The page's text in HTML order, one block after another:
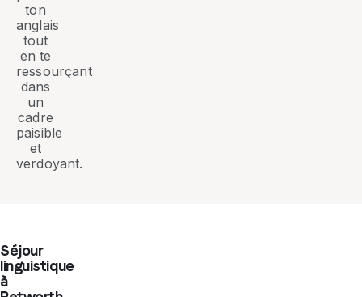
ton
anglais
tout
en te
ressourçant
dans
un
cadre
paisible
et
verdoyant.
Séjour
linguistique
à